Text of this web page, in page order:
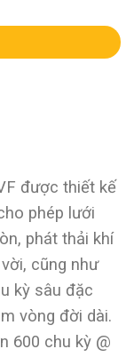
được thiết kế
phép lưới
phát thải khí
cũng như
kỳ sâu đặc
vòng đời dài.
600 chu kỳ @